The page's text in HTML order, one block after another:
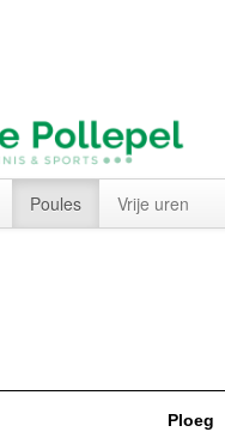
Poules Vrije uren
Ploeg